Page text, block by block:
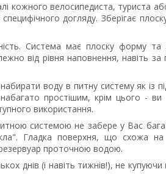
кожного велосипедиста, туриста
догляду. Зберігає
Система має плоску форму та
від рівня наповнення, навіть за
воду в питну систему як із
простішим, крім цього -
використання.
системою не забере у Вас
Гладка поверхня, що схожа на
проточною водою.
днів (і навіть тижнів!), не